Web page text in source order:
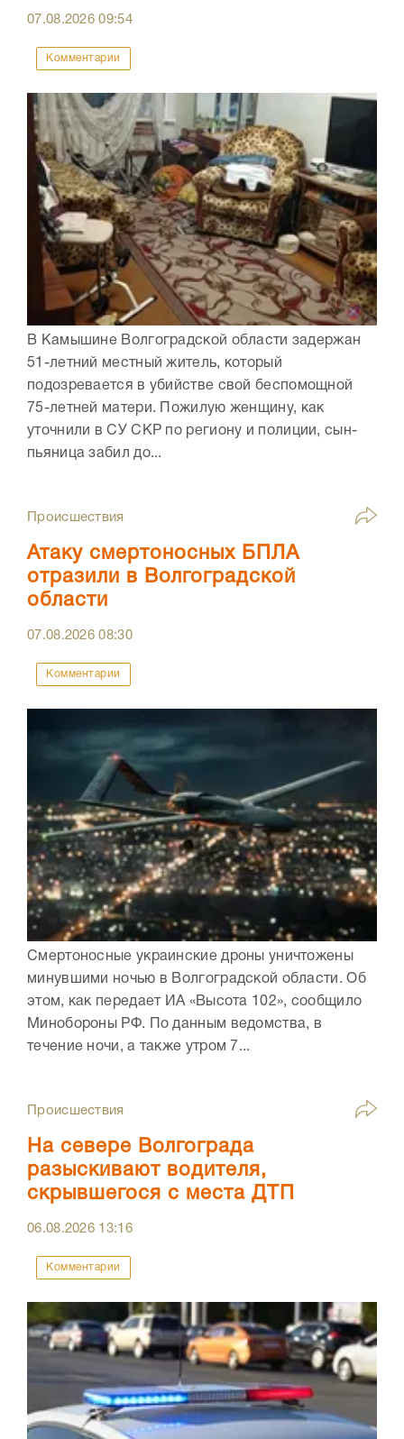
07.08.202609:54
Комментарии
В Камышине Волгоградской области задержан
51-летний местный житель, который
подозревается в убийстве свой беспомощной
75-летней матери. Пожилую женщину, как
уточнили в СУ СКР по региону и полиции, сын-
пьяница забил до...
Происшествия
Атаку смертоносных БПЛА
отразили в Волгоградской
области
07.08.202608:30
Комментарии
Смертоносные украинские дроны уничтожены
минувшими ночью в Волгоградской области. Об
этом, как передает ИА «Высота 102», сообщило
Минобороны РФ. По данным ведомства, в
течение ночи, а также утром 7...
Происшествия
На севере Волгограда
разыскивают водителя,
скрывшегося с места ДТП
06.08.2026 13:16
Комментарии